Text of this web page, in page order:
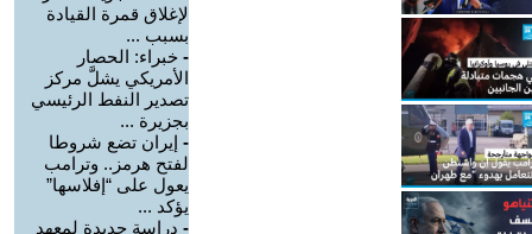
لإغلاق قمرة القيادة
بسبب ...
- خبراء: الحصار
الأمريكي يشلَّ مركز
تصدير النفط الرئيسي
بجزيرة ...
- إيران تضع شروطا
لفتح هرمز.. وترامب
يعول على “إفلاسها”
يؤكد ...
- دراسة جديدة لمعهد